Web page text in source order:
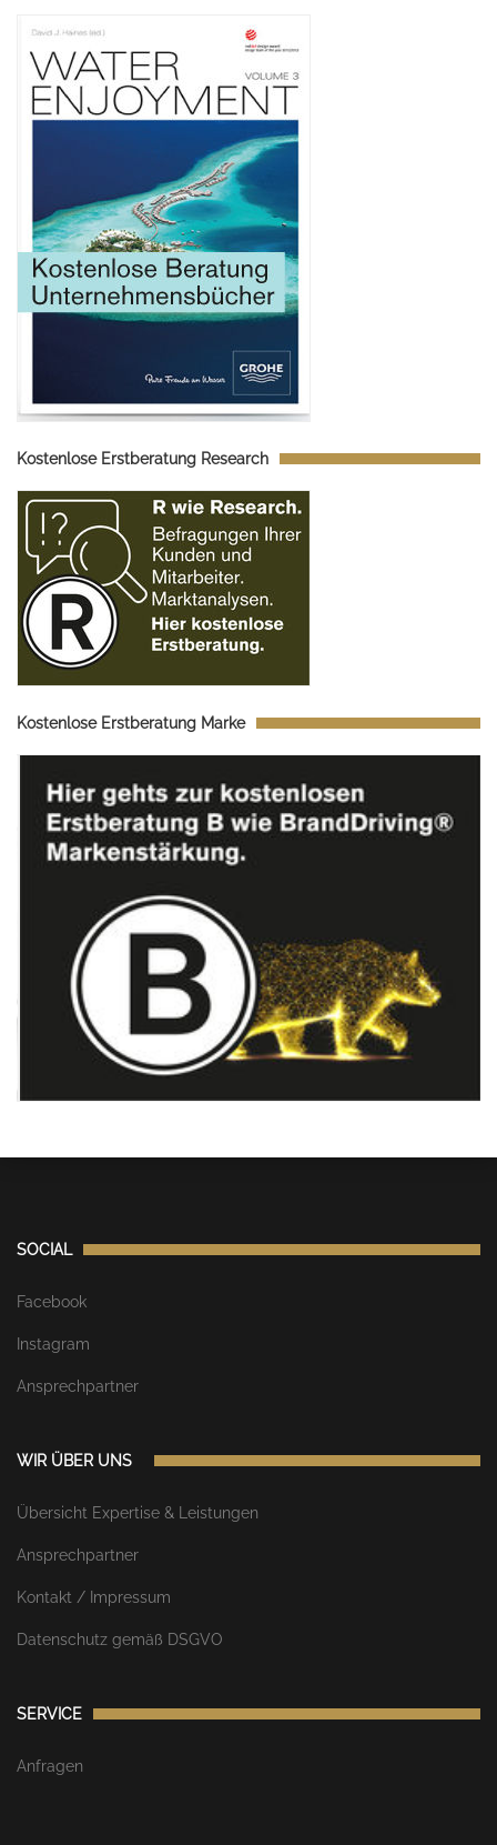
Kostenlose Erstberatung Research
Kostenlose Erstberatung Marke
SOCIAL
Facebook
Instagram
Ansprechpartner
WIR ÜBER UNS
Übersicht Expertise & Leistungen
Ansprechpartner
Kontakt / Impressum
Datenschutz gemäß DSGVO
SERVICE
Anfragen